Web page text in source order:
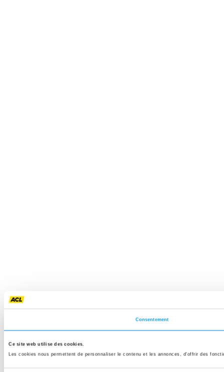
Consentement
Ce site web utilise des cookies.
Les cookies nous permettent de personnaliser le contenu et les annonces, d'offrir des